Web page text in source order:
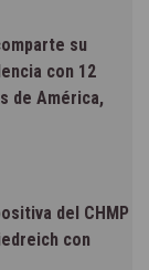
su
con 12
de América,
del CHMP
con